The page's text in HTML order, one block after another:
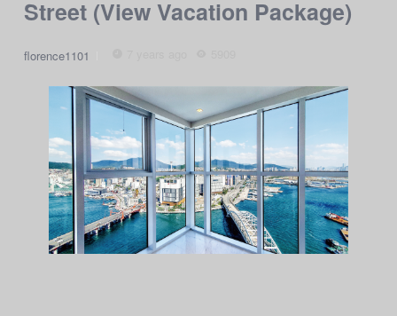
Street (View Vacation Package)
florence1101